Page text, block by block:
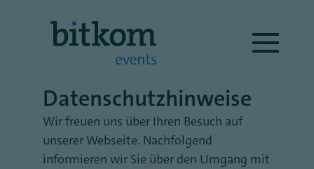
Datenschutzhinweise
Wir freuen uns über Ihren Besuch auf
unserer Webseite. Nachfolgend
informieren wir Sie über den Umgang mit